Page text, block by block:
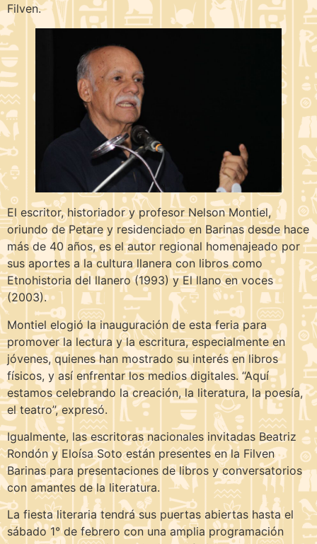
Filven.
El escritor, historiador y profesor Nelson Montiel,
oriundo de Petare y residenciado en Barinas desde hace
más de 40 años, es el autor regional homenajeado por
sus aportes a la cultura llanera con libros como
Etnohistoria del llanero (1993) y El llano en voces
(2003).
Montiel elogió la inauguración de esta feria para
promover la lectura y la escritura, especialmente en
jóvenes, quienes han mostrado su interés en libros
físicos, y así enfrentar los medios digitales. “Aquí
estamos celebrando la creación, la literatura, la poesía,
el teatro”, expresó.
Igualmente, las escritoras nacionales invitadas Beatriz
Rondón y Eloísa Soto están presentes en la Filven
Barinas para presentaciones de libros y conversatorios
con amantes de la literatura.
La fiesta literaria tendrá sus puertas abiertas hasta el
sábado 1° de febrero con una amplia programación